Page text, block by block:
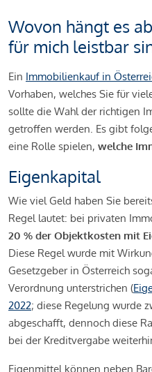
Wovon hängt es
für mich leistbar
Ein Immobilienkauf in
Vorhaben, welches Sie für
sollte die Wahl der richtigen
getroffen werden. Es gibt
eine Rolle spielen, welche
Eigenkapital
Wie viel Geld haben Sie
Regel lautet: bei privaten
20 % der Objektkosten mit
Diese Regel wurde mit
Gesetzgeber in Österreich
Verordnung unterstrichen (
2022; diese Regelung wurde
abgeschafft, dennoch diese
bei der Kreditvergabe
Eigenmittel können neben